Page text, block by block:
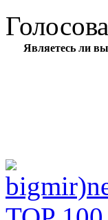
Являетесь ли